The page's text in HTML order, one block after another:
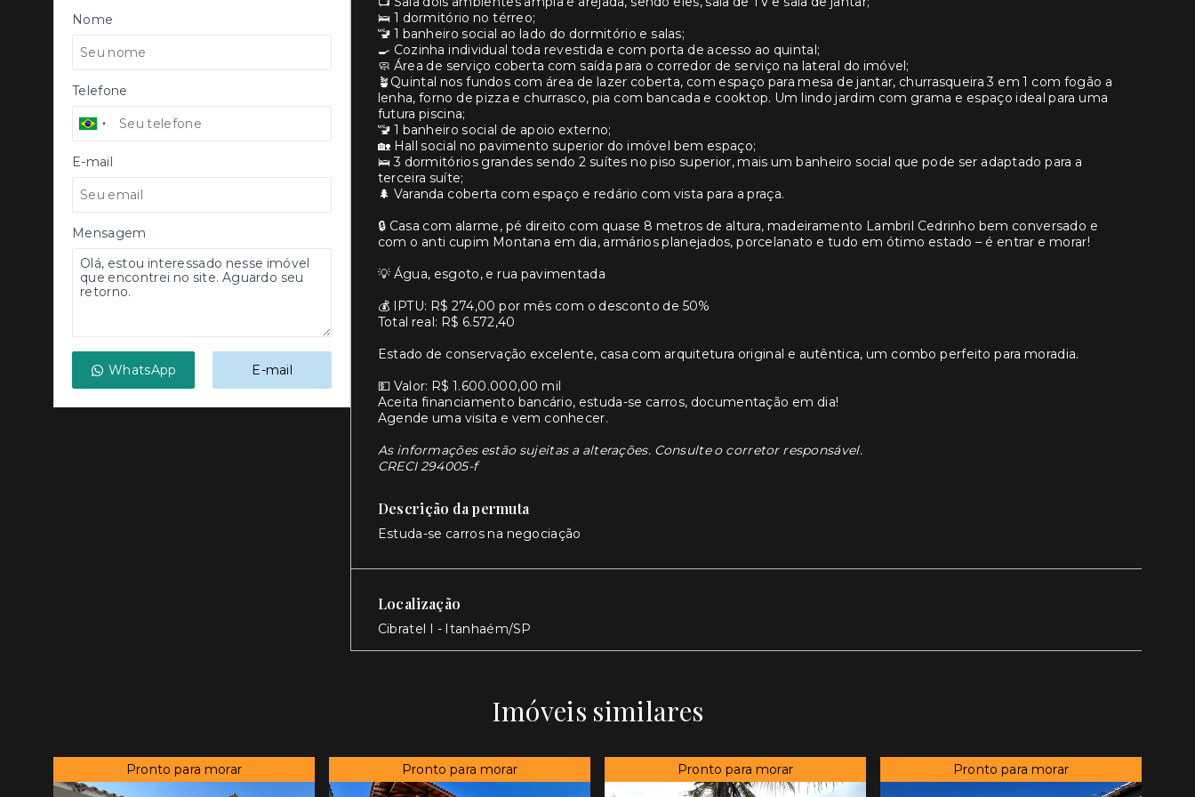
🛌 1 dormitório no térreo;
🚾 1 banheiro social ao lado do dormitório e salas;
🍳 Cozinha individual toda revestida e com porta de acesso ao quintal;
🧼 Área de serviço coberta com saída para o corredor de serviço na lateral do imóvel;
🪴Quintal nos fundos com área de lazer coberta, com espaço para mesa de jantar, churrasqueira 3 em 1 com fogão a
lenha, forno de pizza e churrasco, pia com bancada e cooktop. Um lindo jardim com grama e espaço ideal para uma
futura piscina;
🚾 1 banheiro social de apoio externo;
🏡 Hall social no pavimento superior do imóvel bem espaço;
🛌 3 dormitórios grandes sendo 2 suítes no piso superior, mais um banheiro social que pode ser adaptado para a
terceira suíte;
🌲 Varanda coberta com espaço e redário com vista para a praça.
🔒 Casa com alarme, pé direito com quase 8 metros de altura, madeiramento Lambril Cedrinho bem conversado e
com o anti cupim Montana em dia, armários planejados, porcelanato e tudo em ótimo estado – é entrar e morar!
💡 Água, esgoto, e rua pavimentada
💰 IPTU: R$ 274,00 por mês com o desconto de 50%
Total real: R$ 6.572,40
Estado de conservação excelente, casa com arquitetura original e autêntica, um combo perfeito para moradia.
💵 Valor: R$ 1.600.000,00 mil
Aceita financiamento bancário, estuda-se carros, documentação em dia!
Agende uma visita e vem conhecer.
As informações estão sujeitas a alterações. Consulte o corretor responsável.
CRECI 294005-f
Descrição da permuta
Estuda-se carros na negociação
Localização
Cibratel I - Itanhaém/SP
Nome
Telefone
E-mail
Mensagem
WhatsApp E-mail
Imóveis similares
Pronto para morar Pronto para morar Pronto para morar Pronto para morar